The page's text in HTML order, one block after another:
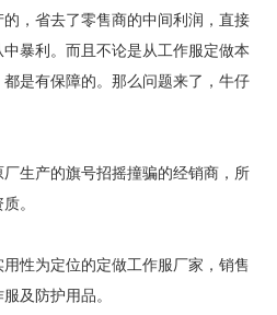
，省去了零售商的中间利润，直接
暴利。而且不论是从工作服定做本
是有保障的。那么问题来了，牛仔
生产的旗号招摇撞骗的经销商，所
。
性为定位的定做工作服厂家，销售
及防护用品。